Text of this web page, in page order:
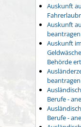
Auskunft
Auskunft
beantragen
Auskunft
Behörde
beantragen
Berufe -
Berufe -